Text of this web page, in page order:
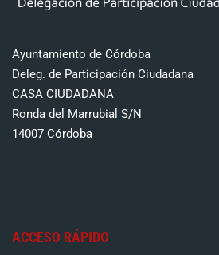
Ayuntamiento de Córdoba
Deleg. de Participación Ciudadana
CASA CIUDADANA
Ronda del Marrubial S/N
14007 Córdoba
ACCESO RÁPIDO